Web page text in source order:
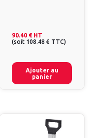
90.40 € HT
(soit 108.48 € TTC)
Ajouter au
panier